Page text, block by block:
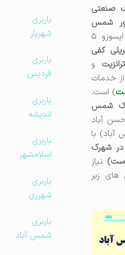
شمس
بغل بازشو، ایسوزو ۵
و
شمس
با
نیاز
زیر
باربری
شهریار
باربری
فردیس
باربری
اندیشه
باربری
اسلامشهر
باربری
شهرری
باربری
شمس آباد